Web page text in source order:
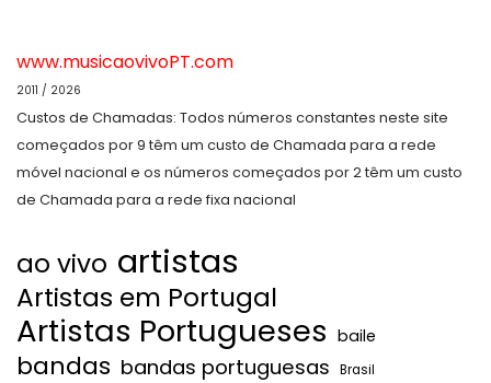
www.musicaovivoPT.com
2011 / 2026
Custos de Chamadas: Todos números constantes neste site
começados por 9 têm um custo de Chamada para a rede
móvel nacional e os números começados por 2 têm um custo
de Chamada para a rede fixa nacional
ao vivo artistas
Artistas em Portugal
Artistas Portugueses baile
bandas bandas portuguesas Brasil